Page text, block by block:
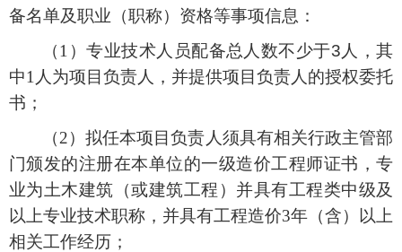
备名单及职业（职称）资格等事项信息：
（1）专业技术人员配备总人数不少于3 人，其
中1人为项目负责人，并提供项目负责人的授权委托
书；
（2）拟任本项目负责人须具有相关行政主管部
门颁发的注册在本单位的一级造价工程师证书，专
业为土木建筑（或建筑工程） 并具有工程类中级及
以上专业技术职称，并具有工程造价3年（含）以上
相关工作经历；